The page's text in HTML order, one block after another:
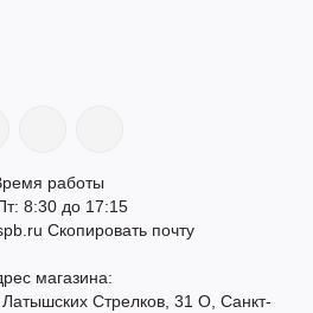
работы
8:30 до 17:15
Скопировать почту
магазина:
Стрелков, 31 О, Санкт-